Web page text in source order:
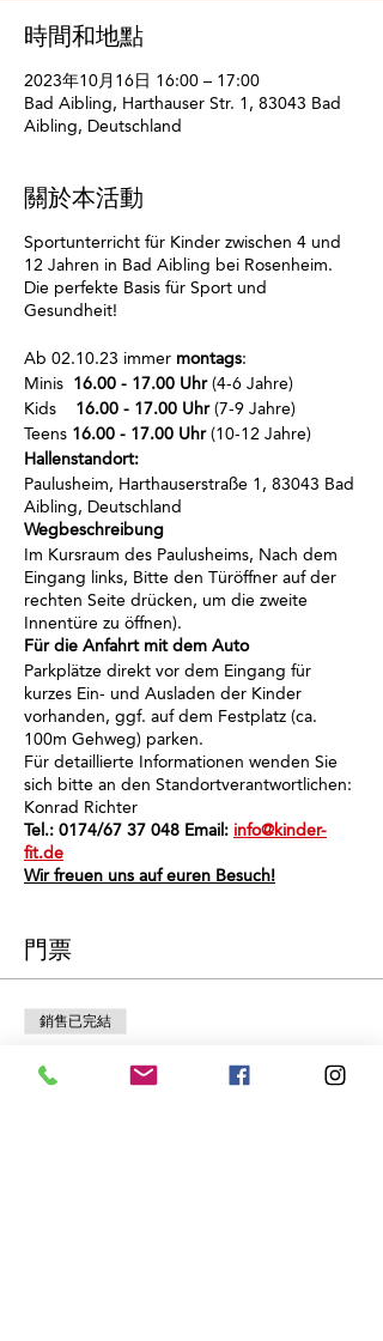
時間和地點
2023年10月16日 16:00 – 17:00
Bad Aibling, Harthauser Str. 1, 83043 Bad
Aibling, Deutschland
關於本活動
Sportunterricht für Kinder zwischen 4 und
12 Jahren in Bad Aibling bei Rosenheim.
Die perfekte Basis für Sport und
Gesundheit!
Ab 02.10.23 immer montags:
Minis 16.00 - 17.00 Uhr(4-6 Jahre)
Kids 16.00 - 17.00 Uhr(7-9 Jahre)
Teens 16.00 - 17.00 Uhr(10-12 Jahre)
Hallenstandort:
Paulusheim, Harthauserstraße 1, 83043 Bad
Aibling, Deutschland
Wegbeschreibung
Im Kursraum des Paulusheims, Nach dem
Eingang links, Bitte den Türöffner auf der
rechten Seite drücken, um die zweite
Innentüre zu öffnen).
Für die Anfahrt mit dem Auto
Parkplätze direkt vor dem Eingang für
kurzes Ein- und Ausladen der Kinder
vorhanden, ggf. auf dem Festplatz (ca.
100m Gehweg) parken.
Für detaillierte Informationen wenden Sie
sich bitte an den Standortverantwortlichen:
Konrad Richter
Tel.: 0174/67 37 048 Email: info@kinder-
fit.de
Wir freuen uns auf euren Besuch!
門票
銷售已完結
票券類型
Schnuppertraining